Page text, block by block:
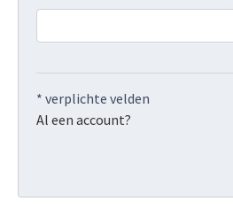
* verplichte velden
Al een account?